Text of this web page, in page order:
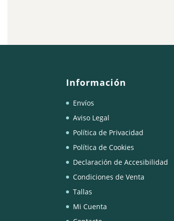
Información
Envíos
Aviso Legal
Política de Privacidad
Política de Cookies
Declaración de Accesibilidad
Condiciones de Venta
Tallas
Mi Cuenta